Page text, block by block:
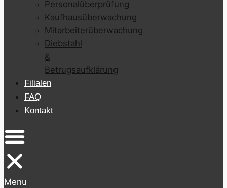
Personalüberprüfung
Kaufhausüberwachung
Mitarbeiterüberwachung
Diebstahl
&
Betrugsaufklärung
Filialen
FAQ
Kontakt
Menu